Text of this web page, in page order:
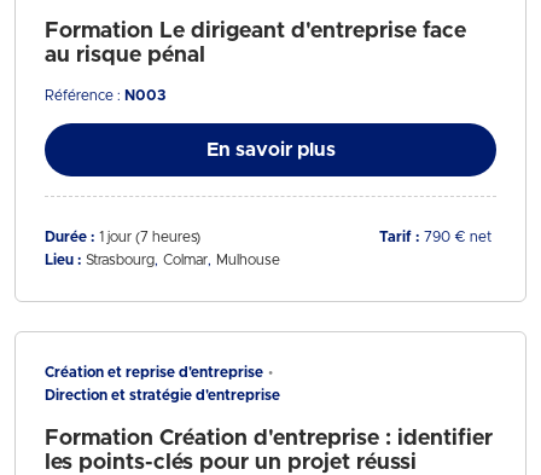
Formation Le dirigeant d'entreprise face
au risque pénal
Référence : N003
En savoir plus
Durée : 1 jour (7 heures) Tarif : 790 € net
Lieu : Strasbourg Colmar Mulhouse
Création et reprise d'entreprise
Direction et stratégie d'entreprise
Formation Création d'entreprise : identifier
les points-clés pour un projet réussi